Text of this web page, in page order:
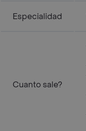
Especialidad
Cuanto sale?